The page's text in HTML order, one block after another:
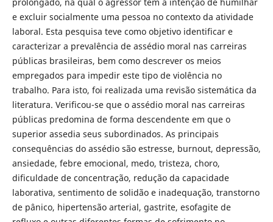
e excluir socialmente uma pessoa no contexto da atividade
laboral. Esta pesquisa teve como objetivo identificar e
caracterizar a prevalência de assédio moral nas carreiras
públicas brasileiras, bem como descrever os meios
empregados para impedir este tipo de violência no
trabalho. Para isto, foi realizada uma revisão sistemática da
literatura. Verificou-se que o assédio moral nas carreiras
públicas predomina de forma descendente em que o
superior assedia seus subordinados. As principais
consequências do assédio são estresse, burnout, depressão,
ansiedade, febre emocional, medo, tristeza, choro,
dificuldade de concentração, redução da capacidade
laborativa, sentimento de solidão e inadequação, transtorno
de pânico, hipertensão arterial, gastrite, esofagite de